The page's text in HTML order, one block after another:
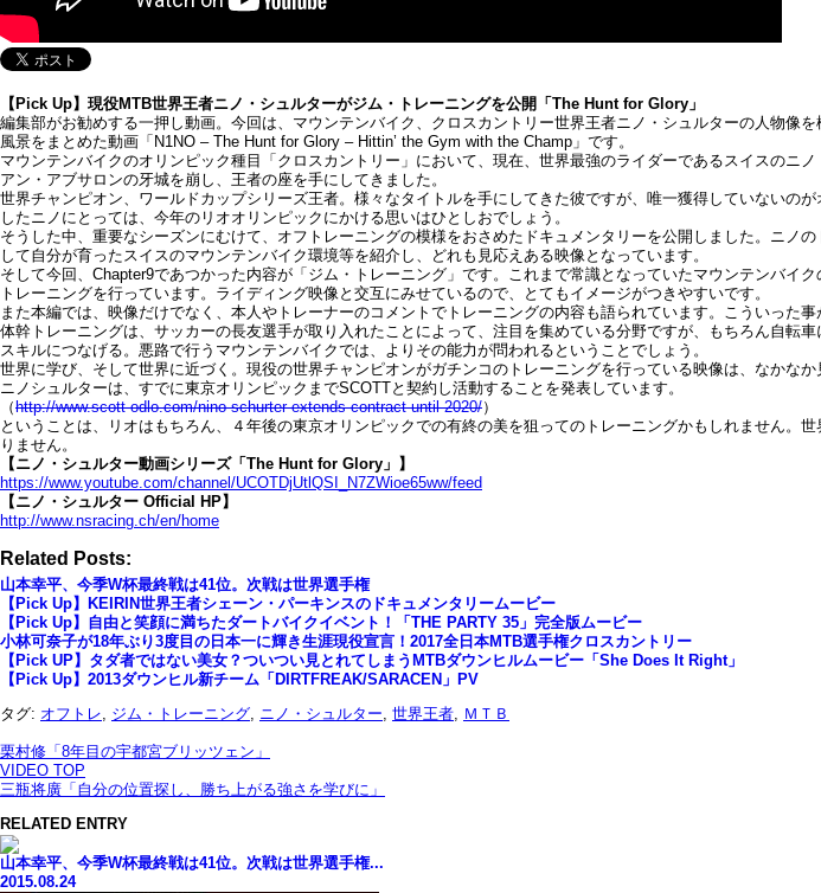
【Pick Up】現役MTB世界王者ニノ・シュルターがジム・トレーニングを公開「The Hunt for Glory」
編集部がお勧めする一押し動画。今回は、マウンテンバイク、クロスカントリー世界王者ニノ・シュルターの人物
風景をまとめた動画「N1NO – The Hunt for Glory – Hittin’ the Gym with the Champ」です。
マウンテンバイクのオリンピック種目「クロスカントリー」において、現在、世界最強のライダーであるスイスの
アン・アブサロンの牙城を崩し、王者の座を手にしてきました。
世界チャンピオン、ワールドカップシリーズ王者。様々なタイトルを手にしてきた彼ですが、唯一獲得していない
したニノにとっては、今年のリオオリンピックにかける思いはひとしおでしょう。
そうした中、重要なシーズンにむけて、オフトレーニングの模様をおさめたドキュメンタリーを公開しました。ニ
して自分が育ったスイスのマウンテンバイク環境等を紹介し、どれも見応えある映像となっています。
そして今回、Chapter9であつかった内容が「ジム・トレーニング」です。これまで常識となっていたマウンテンバ
トレーニングを行っています。ライディング映像と交互にみせているので、とてもイメージがつきやすいです。
また本編では、映像だけでなく、本人やトレーナーのコメントでトレーニングの内容も語られています。こういった
体幹トレーニングは、サッカーの長友選手が取り入れたことによって、注目を集めている分野ですが、もちろん自
スキルにつなげる。悪路で行うマウンテンバイクでは、よりその能力が問われるということでしょう。
世界に学び、そして世界に近づく。現役の世界チャンピオンがガチンコのトレーニングを行っている映像は、なかな
ニノシュルターは、すでに東京オリンピックまでSCOTTと契約し活動することを発表しています。
（http://www.scott-odlo.com/nino-schurter-extends-contract-until-2020/）
ということは、リオはもちろん、４年後の東京オリンピックでの有終の美を狙ってのトレーニングかもしれません
りません。
【ニノ・シュルター動画シリーズ「The Hunt for Glory」】
https://www.youtube.com/channel/UCOTDjUtlQSI_N7ZWioe65ww/feed
【ニノ・シュルター Official HP】
http://www.nsracing.ch/en/home
Related Posts:
山本幸平、今季W杯最終戦は41位。次戦は世界選手権
【Pick Up】KEIRIN世界王者シェーン・パーキンスのドキュメンタリームービー
【Pick Up】自由と笑顔に満ちたダートバイクイベント！「THE PARTY 35」完全版ムービー
小林可奈子が18年ぶり3度目の日本一に輝き生涯現役宣言！2017全日本MTB選手権クロスカントリー
【Pick UP】タダ者ではない美女？ついつい見とれてしまうMTBダウンヒルムービー「She Does It Right」
【Pick Up】2013ダウンヒル新チーム「DIRTFREAK/SARACEN」PV
タグ: オフトレ, ジム・トレーニング, ニノ・シュルター, 世界王者, ＭＴＢ
栗村修「8年目の宇都宮ブリッツェン」
VIDEO TOP
三瓶将廣「自分の位置探し、勝ち上がる強さを学びに」
RELATED ENTRY
山本幸平、今季W杯最終戦は41位。次戦は世界選手権...
2015.08.24